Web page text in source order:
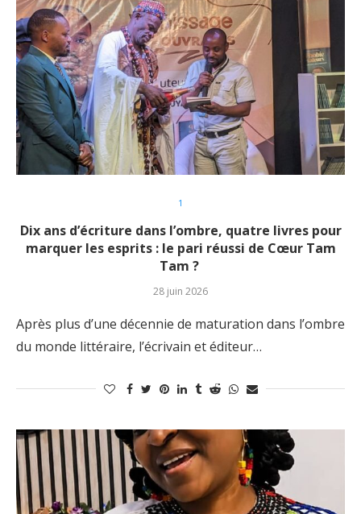
1
Dix ans d’écriture dans l’ombre, quatre livres pour
marquer les esprits : le pari réussi de Cœur Tam
Tam ?
28 juin 2026
Après plus d’une décennie de maturation dans l’ombre
du monde littéraire, l’écrivain et éditeur…